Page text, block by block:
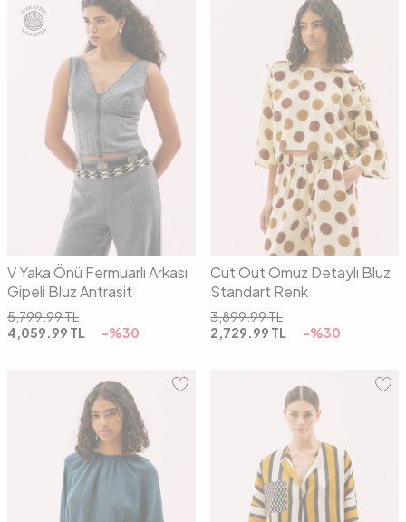
36 38 40
V Yaka Önü Fermuarlı Arkası
Gipeli Bluz Antrasit
5,799.99TL
4,059.99 TL -%30
01 02
Cut Out Omuz Detaylı Bluz
Standart Renk
3,899.99TL
2,729.99 TL -%30